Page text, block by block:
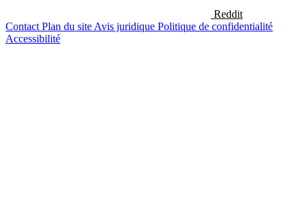
Reddit
Contact Plan du site Avis juridique Politique de confidentialité
Accessibilité